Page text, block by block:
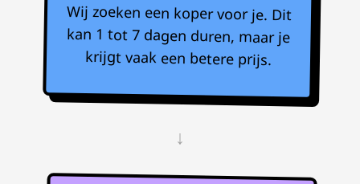
Wij zoeken een koper voor je. Dit
kan 1 tot 7 dagen duren, maar je
krijgt vaak een betere prijs.
↓